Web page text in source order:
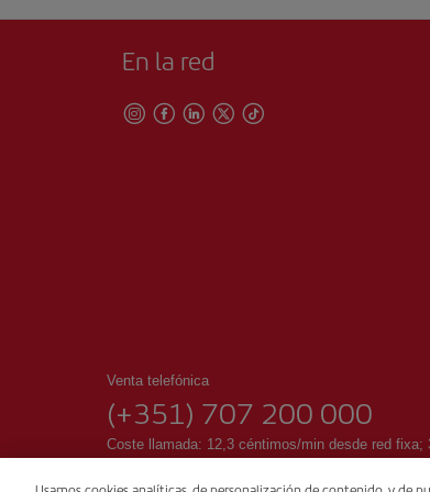
En la red
Venta telefónica
(+351) 707 200 000
Coste llamada: 12,3 céntimos/min desde red fixa;